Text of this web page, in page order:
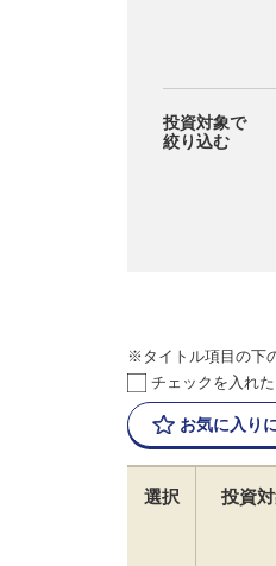
投資対象で
絞り込む
※タイトル項目の下
チェックを入れ
お気に入り
選択 投資